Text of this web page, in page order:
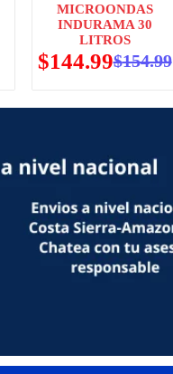
MICROONDAS
INDURAMA 30
LITROS
$154.99
$144.99